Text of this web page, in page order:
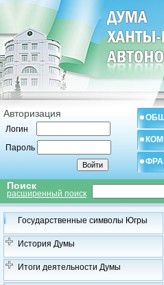
Авторизация
Логин
Пароль
Поиск
расширенный поиск
Государственные символы Югры
История Думы
Итоги деятельности Думы